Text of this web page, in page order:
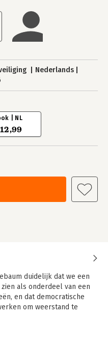
Nederlands
| NL
duidelijk dat we een
als onderdeel van een
en dat democratische
om weerstand te